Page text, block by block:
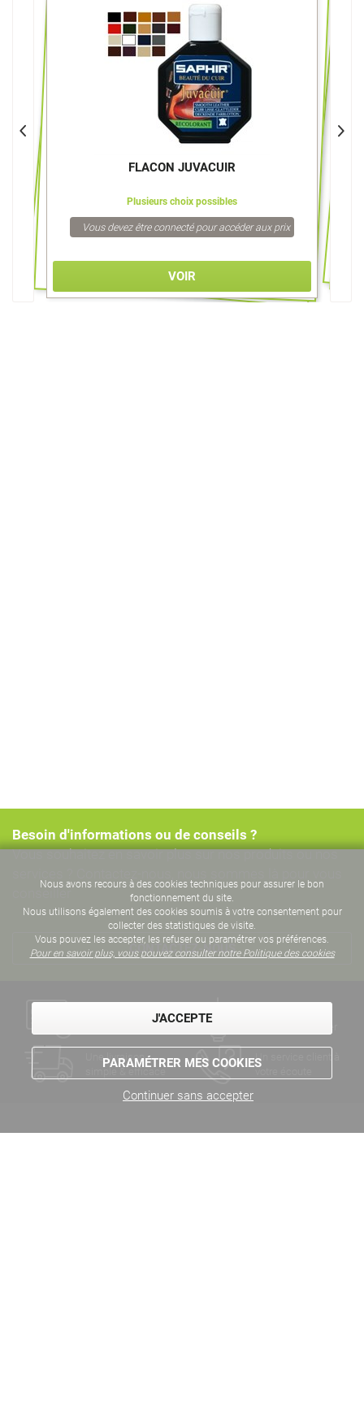
FLACON JUVACUIR
Plusieurs choix possibles
Vous devez être connecté pour accéder aux prix
VOIR
Besoin d'informations ou de conseils ?
Vous souhaitez en savoir plus sur nos produits ou nos
CONTACTEZ-NOUS
Une livraison
simple & efficace
Un service client à
votre écoute
Nous avons recours à des cookies techniques pour assurer le bon
fonctionnement du site.
Nous utilisons également des cookies soumis à votre consentement pour
collecter des statistiques de visite.
Vous pouvez les accepter, les refuser ou paramétrer vos préférences.
Pour en savoir plus, vous pouvez consulter notre Politique des cookies
J'ACCEPTE
PARAMÉTRER MES COOKIES
Continuer sans accepter